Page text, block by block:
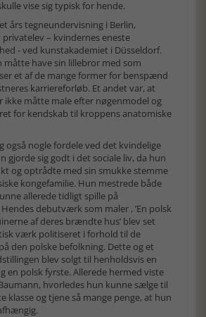
vise sig typisk for hende.
års tegneundervisning i Berlin,
– kvindernes eneste
- ved kunstakademiet i Düsseldorf.
måtte have sin lillebror med som
et af de mange former for benspænd
karriereforløb. Et andet var, at
ikke måtte male efter nøgenmodel og
for kendskab til kroppens anatomiske
også nogle fordele ved det kvindelige
gjorde sig godt i det sociale liv, da hun
og optrådte med sin smukke stemme
kongefamilie. Hun mestrede både
allerede tidligt spille på
debutværk som maler , ’En polsk
af deres brændte hus’ blev set
værk politiseret i forhold til de
den polske befolkning. Dette og et
blev solgt til henholdsvis en
en polsk fyrste. Allerede hermed viste
hvorledes hun kunne sælge til
klasse og tjene så mange penge, at hun